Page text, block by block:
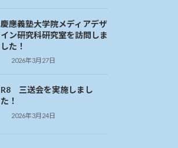
慶應義塾大学院メディアデザ
イン研究科研究室を訪問しま
した！
2026年3月27日
R8 三送会を実施しまし
た！
2026年3月24日